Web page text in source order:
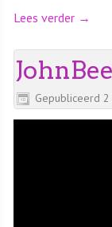
Lees verder →
Gepubliceerd